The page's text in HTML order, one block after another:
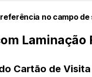
no campo
Laminação
Cartão de